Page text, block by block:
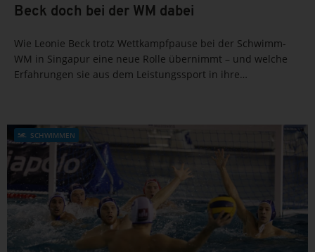
Beck doch bei der WM dabei
Wie Leonie Beck trotz Wettkampfpause bei der Schwimm-
WM in Singapur eine neue Rolle übernimmt – und welche
Erfahrungen sie aus dem Leistungssport in ihre
SCHWIMMEN